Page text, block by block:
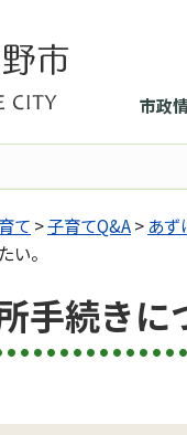
市政
て >子育てQ&A>あず
い。
手続きに